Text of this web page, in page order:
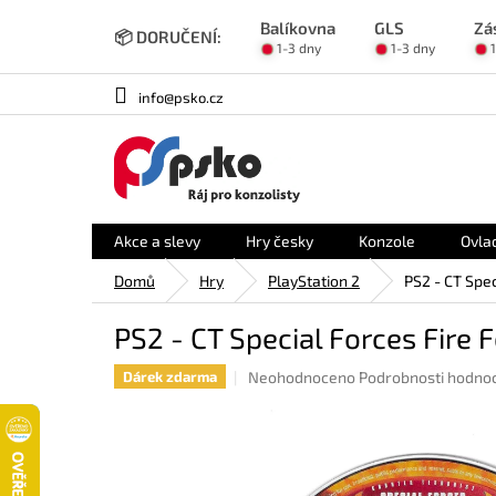
📦 DORUČENÍ: Balíkovna GLS
1-3 dny 1-3 dny
info@psko.cz
Akce a slevy Hry česky Konzole
Domů Hry PlayStation 2 PS2 - CT
PS2 - CT Special Forces Fire
Dárek zdarma
Průměrné
Neohodnoceno Podrobnosti